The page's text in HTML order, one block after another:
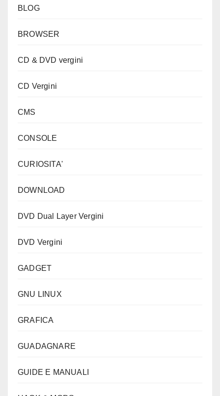
BLOG
BROWSER
CD & DVD vergini
CD Vergini
CMS
CONSOLE
CURIOSITA'
DOWNLOAD
DVD Dual Layer Vergini
DVD Vergini
GADGET
GNU LINUX
GRAFICA
GUADAGNARE
GUIDE E MANUALI